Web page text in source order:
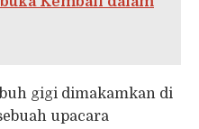
gigi dimakamkan di
upacara